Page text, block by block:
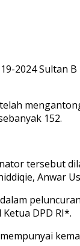
2024 Sultan
152.
tersebut
Anwar
DPD RI*.